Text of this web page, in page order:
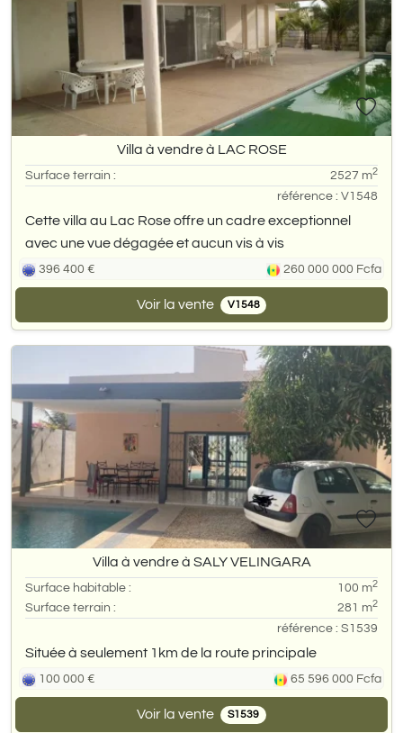
Villa à vendre à LAC ROSE
Surface terrain : 2527 m2
référence : V1548
Cette villa au Lac Rose offre un cadre exceptionnel
avec une vue dégagée et aucun vis à vis
396 400 € 260 000 000 Fcfa
Voir la vente V1548
Villa à vendre à SALY VELINGARA
Surface habitable : 100 m2
Surface terrain : 281 m2
référence : S1539
Située à seulement 1km de la route principale
100 000 € 65 596 000 Fcfa
Voir la vente S1539